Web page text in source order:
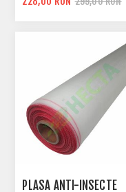
PLASA ANTI-INSECTE